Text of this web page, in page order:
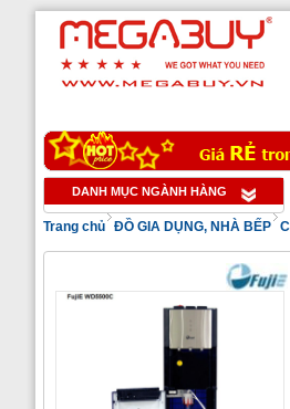
DANH MỤC NGÀNH HÀNG
Trang chủ ĐỒ GIA DỤNG, NHÀ BẾP